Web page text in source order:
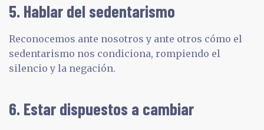
5. Hablar del sedentarismo
Reconocemos ante nosotros y ante otros cómo el
sedentarismo nos condiciona, rompiendo el
silencio y la negación.
6. Estar dispuestos a cambiar